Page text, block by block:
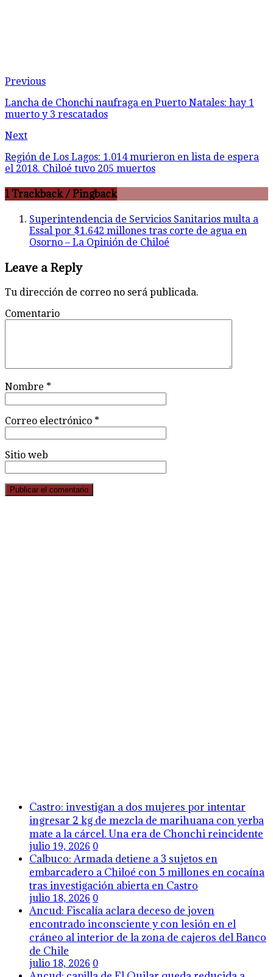
Previous
Lancha de Chonchi naufraga en Puerto Natales: hay 1
muerto y 3 rescatados
Next
Región de Los Lagos: 1.014 murieron en lista de espera
el 2018. Chiloé tuvo 205 muertos
1 Trackback / Pingback
Superintendencia de Servicios Sanitarios multa a
Essal por $1.642 millones tras corte de agua en
Osorno – La Opinión de Chiloé
Leave a Reply
Tu dirección de correo no será publicada.
Comentario
Nombre *
Correo electrónico *
Sitio web
Castro: investigan a dos mujeres por intentar
ingresar 2 kg de mezcla de marihuana con yerba
mate a la cárcel. Una era de Chonchi reincidente
julio 19, 2026 0
Calbuco: Armada detiene a 3 sujetos en
embarcadero a Chiloé con 5 millones en cocaína
tras investigación abierta en Castro
julio 18, 2026 0
Ancud: Fiscalía aclara deceso de joven
encontrado inconsciente y con lesión en el
cráneo al interior de la zona de cajeros del Banco
de Chile
julio 18, 2026 0